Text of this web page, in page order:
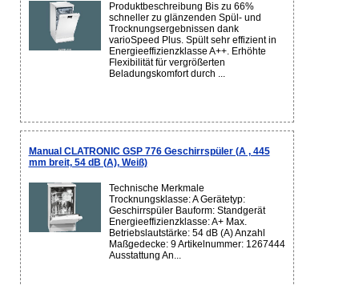
Produktbeschreibung Bis zu 66%
schneller zu glänzenden Spül- und
Trocknungsergebnissen dank
varioSpeed Plus. Spült sehr effizient in
Energieeffizienzklasse A++. Erhöhte
Flexibilität für vergrößerten
Beladungskomfort durch ...
Manual CLATRONIC GSP 776 Geschirrspüler (A , 445
mm breit, 54 dB (A), Weiß)
Technische Merkmale
Trocknungsklasse: A Gerätetyp:
Geschirrspüler Bauform: Standgerät
Energieeffizienzklasse: A+ Max.
Betriebslautstärke: 54 dB (A) Anzahl
Maßgedecke: 9 Artikelnummer: 1267444
Ausstattung An...